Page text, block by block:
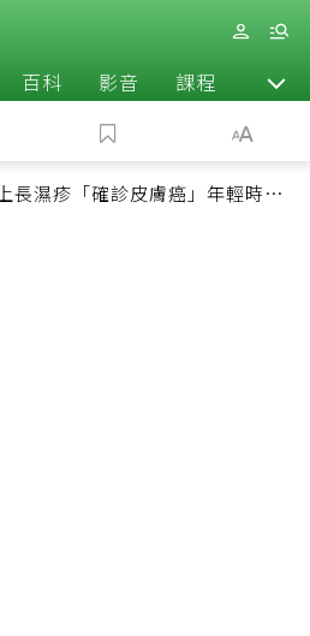
百科 影音 課程 退休
長濕疹「確診皮膚癌」年輕時一